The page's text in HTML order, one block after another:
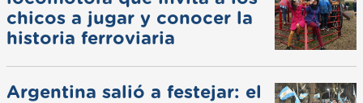
chicos a jugar y conocer la
historia ferroviaria
Argentina salió a festejar: el